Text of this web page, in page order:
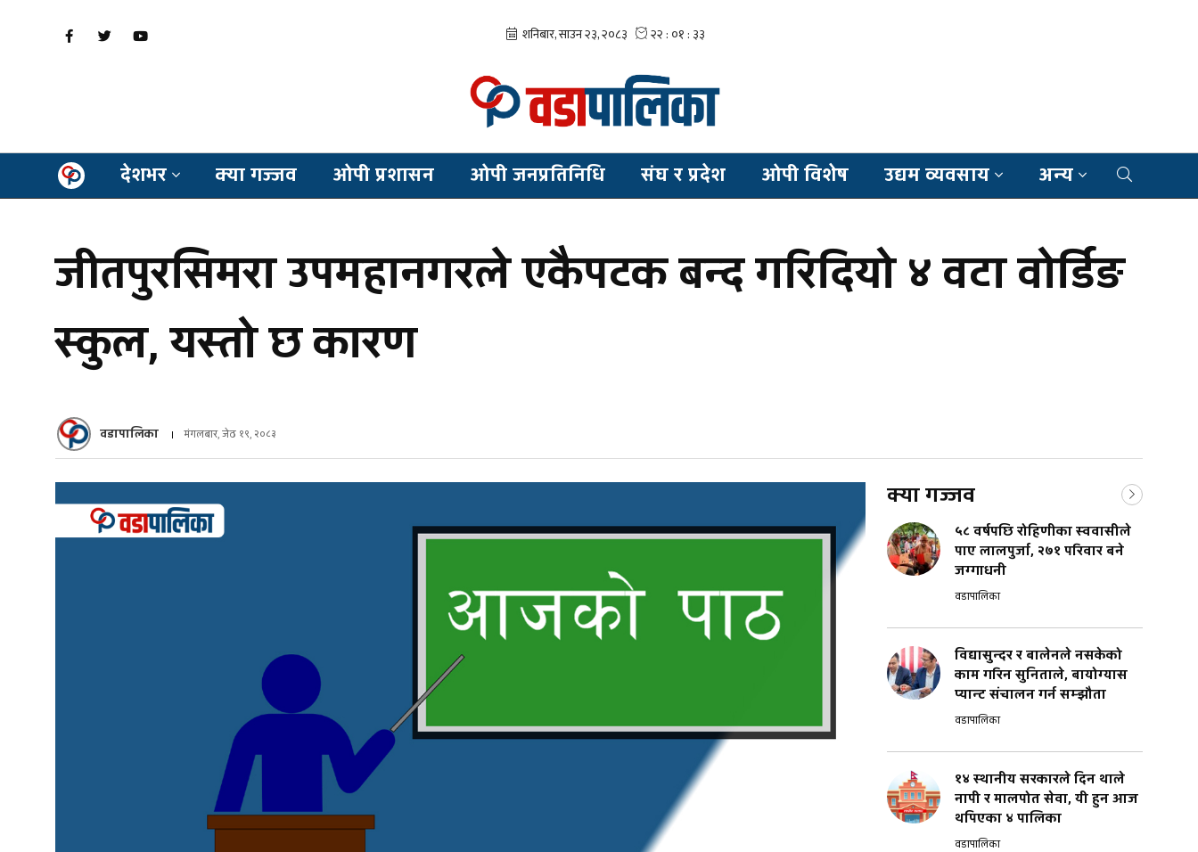
देशभर क्या गज्जव ओपी प्रशासन ओपी जनप्रतिनिधि संघ र प्रदेश ओपी विशेष उद्यम व्यवसाय अन्य
जीतपुरसिमरा उपमहानगरले एकैपटक बन्द गरिदियो ४ वटा वोर्डिङ
स्कुल, यस्तो छ कारण
वडापालिका मंगलबार, जेठ १९, २०८३
क्या गज्जव
५८ वर्षपछि रोहिणीका स्ववासीले
पाए लालपुर्जा, २७१ परिवार बने
जग्गाधनी
वडापालिका
विद्यासुन्दर र बालेनले नसकेको
काम गरिन सुनिताले, बायोग्यास
प्यान्ट संचालन गर्न सम्झौता
वडापालिका
१४ स्थानीय सरकारले दिन थाले
नापी र मालपोत सेवा, यी हुन आज
थपिएका ४ पालिका
वडापालिका